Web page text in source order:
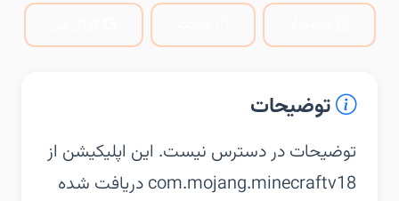
توضیحات
توضیحات در دسترس نیست. این اپلیکیشن از
com.mojang.minecraftv18 دریافت شده